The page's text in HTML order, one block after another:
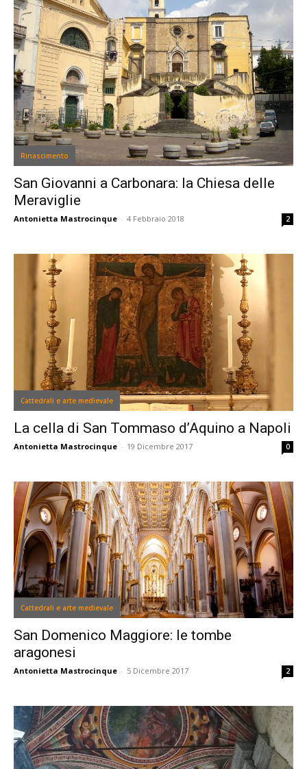
Rinascimento
San Giovanni a Carbonara: la Chiesa delle
Meraviglie
Antonietta Mastrocinque - 4 Febbraio 2018 2
Cattedrali e arte medievale
La cella di San Tommaso d’Aquino a Napoli
Antonietta Mastrocinque - 19 Dicembre 2017 0
Cattedrali e arte medievale
San Domenico Maggiore: le tombe
aragonesi
Antonietta Mastrocinque - 5 Dicembre 2017 2